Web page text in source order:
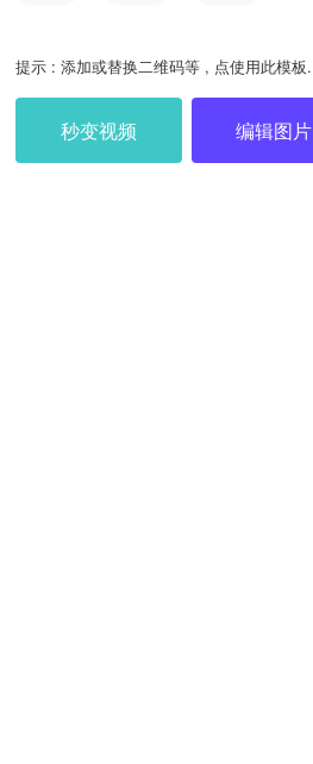
20211110
提示 : 添加或替换二维码等 , 点使用此模板.
秒变视频 编辑图片